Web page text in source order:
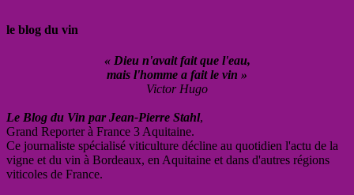
le blog du vin
« Dieu n'avait fait que l'eau,
mais l'homme a fait le vin »
Victor Hugo
Le Blog du Vin par Jean-Pierre Stahl,
Grand Reporter à France 3 Aquitaine.
Ce journaliste spécialisé viticulture décline au quotidien l'actu de la
vigne et du vin à Bordeaux, en Aquitaine et dans d'autres régions
viticoles de France.